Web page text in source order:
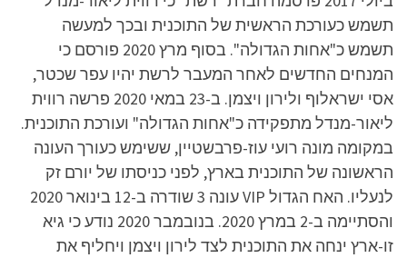
תשמש כעורכת הראשית של התוכנית ובכך למעשה
תשמש כ"אחות הגדולה". בסוף מרץ 2020 פורסם כי
המנחים החדשים לאחר המעבר לרשת יהיו עפר שכטר,
אסי ישראלוף ולירון ויצמן. ב-23 במאי 2020 פרשה רווית
ליאור-מנדל מתפקידה כ"אחות הגדולה" ועורכת התוכנית.
במקומה מונה רועי עוז-פרבשטיין, ששימש כעורך העונה
הראשונה של התוכנית בארץ, לפני כניסתו של יורם זק
לנעליו. האח הגדול VIP עונה 3 שודרה ב-12 בינואר 2020
והסתיימה ב-2 במרץ 2020. בנובמבר 2020 נודע כי גיא
זו-ארץ ינחה את התוכנית לצד לירון ויצמן ויחליף את